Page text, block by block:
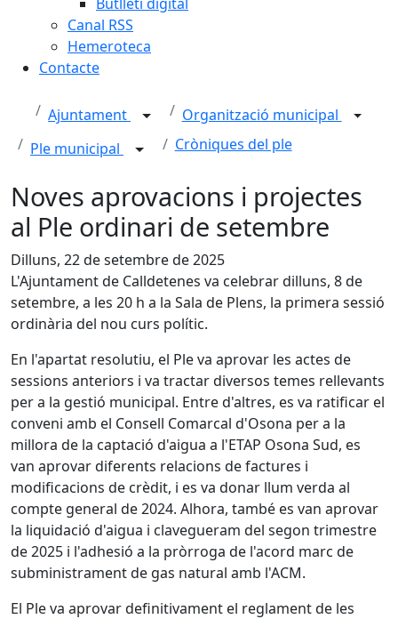
Canal RSS
Hemeroteca
Contacte
Ajuntament
Organització municipal
Ple municipal
Cròniques del ple
Noves aprovacions i projectes
al Ple ordinari de setembre
Dilluns, 22 de setembre de 2025
L'Ajuntament de Calldetenes va celebrar dilluns, 8 de
setembre, a les 20 h a la Sala de Plens, la primera sessió
ordinària del nou curs polític.
En l'apartat resolutiu, el Ple va aprovar les actes de
sessions anteriors i va tractar diversos temes rellevants
per a la gestió municipal. Entre d'altres, es va ratificar el
conveni amb el Consell Comarcal d'Osona per a la
millora de la captació d'aigua a l'ETAP Osona Sud, es
van aprovar diferents relacions de factures i
modificacions de crèdit, i es va donar llum verda al
compte general de 2024. Alhora, també es van aprovar
la liquidació d'aigua i clavegueram del segon trimestre
de 2025 i l'adhesió a la pròrroga de l'acord marc de
subministrament de gas natural amb l'ACM.
El Ple va aprovar definitivament el reglament de les